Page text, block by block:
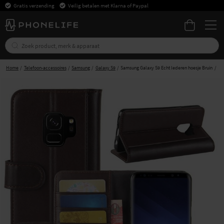
Gratis verzending Veilig betalen met Klarna of Paypal
Home Telefoon-accessoires Samsung Galaxy S9 Samsung Galaxy S9 Echt lederen hoesje Bruin